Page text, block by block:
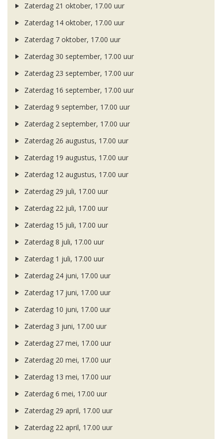
Zaterdag 21 oktober, 17.00 uur
Zaterdag 14 oktober, 17.00 uur
Zaterdag 7 oktober, 17.00 uur
Zaterdag 30 september, 17.00 uur
Zaterdag 23 september, 17.00 uur
Zaterdag 16 september, 17.00 uur
Zaterdag 9 september, 17.00 uur
Zaterdag 2 september, 17.00 uur
Zaterdag 26 augustus, 17.00 uur
Zaterdag 19 augustus, 17.00 uur
Zaterdag 12 augustus, 17.00 uur
Zaterdag 29 juli, 17.00 uur
Zaterdag 22 juli, 17.00 uur
Zaterdag 15 juli, 17.00 uur
Zaterdag 8 juli, 17.00 uur
Zaterdag 1 juli, 17.00 uur
Zaterdag 24 juni, 17.00 uur
Zaterdag 17 juni, 17.00 uur
Zaterdag 10 juni, 17.00 uur
Zaterdag 3 juni, 17.00 uur
Zaterdag 27 mei, 17.00 uur
Zaterdag 20 mei, 17.00 uur
Zaterdag 13 mei, 17.00 uur
Zaterdag 6 mei, 17.00 uur
Zaterdag 29 april, 17.00 uur
Zaterdag 22 april, 17.00 uur